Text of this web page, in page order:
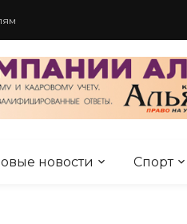
новости Спорт